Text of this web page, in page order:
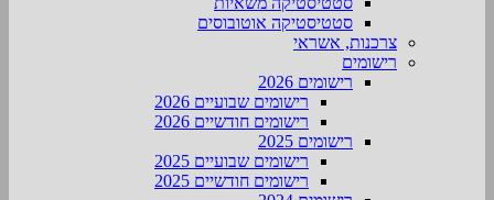
סטטיסטיקה אוטובוסים
צרכנות, אשראי
רישומים
רישומים 2026
רישומים שבועיים 2026
רישומים חודשיים 2026
רישומים 2025
רישומים שבועיים 2025
רישומים חודשיים 2025